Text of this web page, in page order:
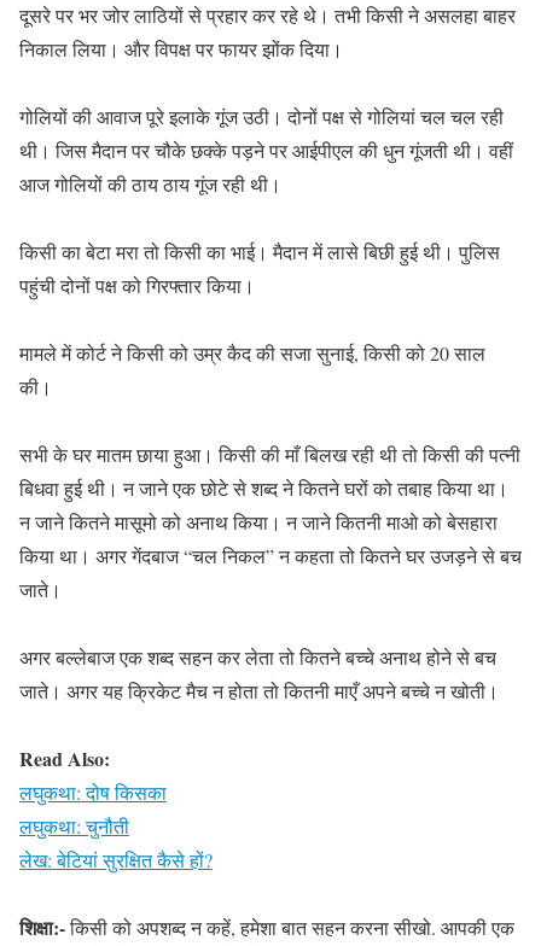
दूसरे पर भर जोर लाठियों से प्रहार कर रहे थे। तभी किसी ने असलहा बाहर
निकाल लिया। और विपक्ष पर फायर झोंक दिया।
गोलियों की आवाज पूरे इलाके गूंज उठी। दोनों पक्ष से गोलियां चल चल रही
थी। जिस मैदान पर चौके छक्के पड़ने पर आईपीएल की धुन गूंजती थी। वहीं
आज गोलियों की ठाय ठाय गूंज रही थी।
किसी का बेटा मरा तो किसी का भाई। मैदान में लासे बिछी हुई थी। पुलिस
पहुंची दोनों पक्ष को गिरफ्तार किया।
मामले में कोर्ट ने किसी को उम्र कैद की सजा सुनाई, किसी को 20 साल
की।
सभी के घर मातम छाया हुआ। किसी की माँ बिलख रही थी तो किसी की पत्नी
बिधवा हुई थी। न जाने एक छोटे से शब्द ने कितने घरों को तबाह किया था।
न जाने कितने मासूमो को अनाथ किया। न जाने कितनी माओ को बेसहारा
किया था। अगर गेंदबाज “चल निकल” न कहता तो कितने घर उजड़ने से बच
जाते।
अगर बल्लेबाज एक शब्द सहन कर लेता तो कितने बच्चे अनाथ होने से बच
जाते। अगर यह क्रिकेट मैच न होता तो कितनी माएँ अपने बच्चे न खोती।
Read Also:
लघुकथा: दोष किसका
लघुकथा: चुनौती
लेख: बेटियां सुरक्षित कैसे हों?
शिक्षा:-किसी को अपशब्द न कहें, हमेशा बात सहन करना सीखो. आपकी एक